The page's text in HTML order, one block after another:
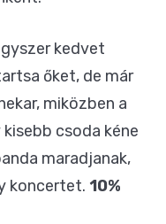
kedvet
őket, de már
miközben a
csoda kéne
maradjanak,
koncertet. 10%